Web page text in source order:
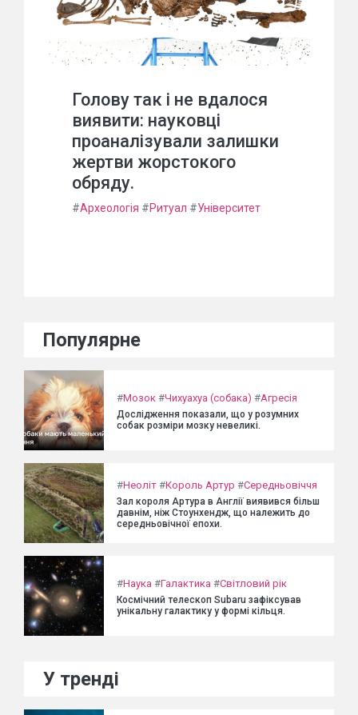
Голову так і не вдалося
виявити: науковці
проаналізували залишки
жертви жорстокого
обряду.
#Археологія #Ритуал #Університет
Популярне
#Мозок #Чихуахуа (собака) #Агресія
Дослідження показали, що у розумних
собак розміри мозку невеликі.
#Неоліт #Король Артур #Середньовіччя
Зал короля Артура в Англії виявився більш
давнім, ніж Стоунхендж, що належить до
середньовічної епохи.
#Наука #Галактика #Світловий рік
Космічний телескоп Subaru зафіксував
унікальну галактику у формі кільця.
У тренді